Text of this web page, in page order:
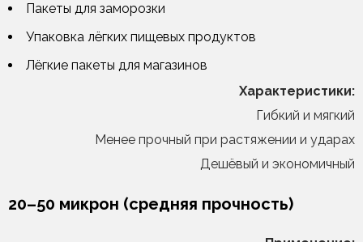
Пакеты для заморозки
Упаковка лёгких пищевых продуктов
Лёгкие пакеты для магазинов
Характеристики:
Гибкий и мягкий
Менее прочный при растяжении и ударах
Дешёвый и экономичный
20–50 микрон (средняя прочность)